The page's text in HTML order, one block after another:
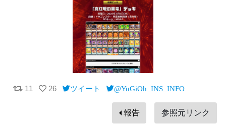
11 26 ツイート @YuGiOh_INS_INFO
報告 参照元リンク